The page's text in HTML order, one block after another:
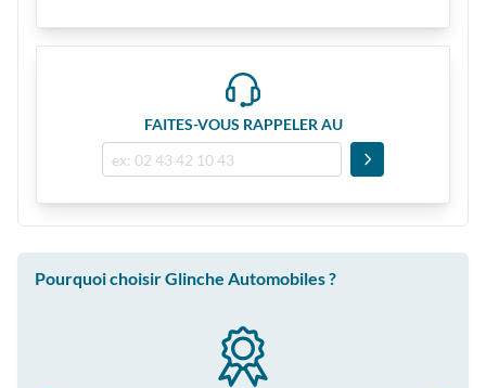
FAITES-VOUS RAPPELER AU
Pourquoi choisir Glinche Automobiles ?